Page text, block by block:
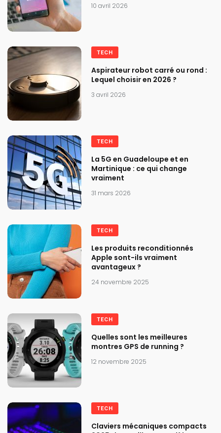
10 avril 2026
TECH
Aspirateur robot carré ou rond :
Lequel choisir en 2026 ?
3 avril 2026
TECH
La 5G en Guadeloupe et en
Martinique : ce qui change
vraiment
31 mars 2026
TECH
Les produits reconditionnés
Apple sont-ils vraiment
avantageux ?
24 novembre 2025
TECH
Quelles sont les meilleures
montres GPS de running ?
12 novembre 2025
TECH
Claviers mécaniques compacts